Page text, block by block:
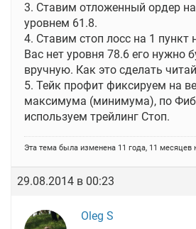
3. Ставим отложенный ордер
уровнем 61.8.
4. Ставим стоп лосс на 1 пункт
Вас нет уровня 78.6 его нужно
вручную. Как это сделать
5. Тейк профит фиксируем на
максимума (минимума), по
используем трейлинг Стоп.
Эта тема была изменена 11 года, 11 месяцев
29.08.2014 в 00:23
Oleg S